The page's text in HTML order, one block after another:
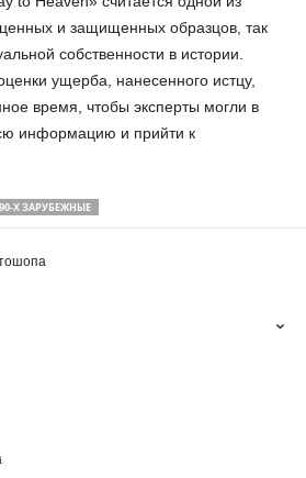
и защищенных образцов, так
собственности в истории.
ущерба, нанесенного истцу,
время, чтобы эксперты могли в
информацию и прийти к
Х ЗАРУБЕЖНЫЕ